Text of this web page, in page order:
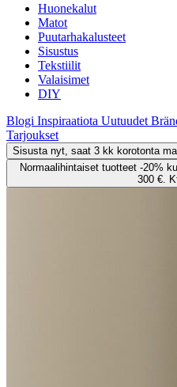
Huonekalut
Matot
Puutarhakalusteet
Sisustus
Tekstiilit
Valaisimet
DIY
Blogi Inspiraatiota Uutuudet
Tarjoukset
Sisusta nyt, saat 3 kk korotonta
Normaalihintaiset tuotteet -20%
300 €.